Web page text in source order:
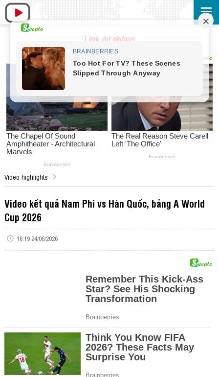
Link dự phòng
Video highlights
Video kết quả Nam Phi vs Hàn Quốc, bảng A World
Cup 2026
16:19 24/06/2026